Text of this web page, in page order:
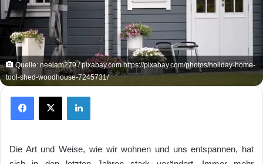
Quelle: neelam279 / pixabay.com https://pixabay.com/photos/holiday-home-
tool-shed-woodhouse-7245731/
X
Die Art und Weise, wie wir wohnen und uns entspannen, hat